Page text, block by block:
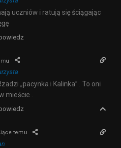
uczniów i ratują się ściągając
„pacynka i Kalinka” . To oni
mieście .
temu